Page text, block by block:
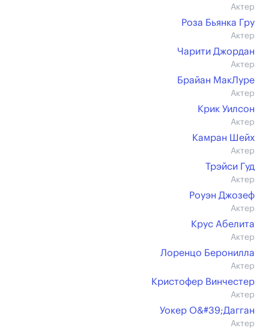
Актер
Роза Бьянка Гру
Актер
Чарити Джордан
Актер
Брайан МакЛуре
Актер
Крик Уилсон
Актер
Камран Шейх
Актер
Трэйси Гуд
Актер
Роуэн Джозеф
Актер
Крус Абелита
Актер
Лоренцо Беронилла
Актер
Кристофер Винчестер
Актер
Уокер О&#39;Дагган
Актер